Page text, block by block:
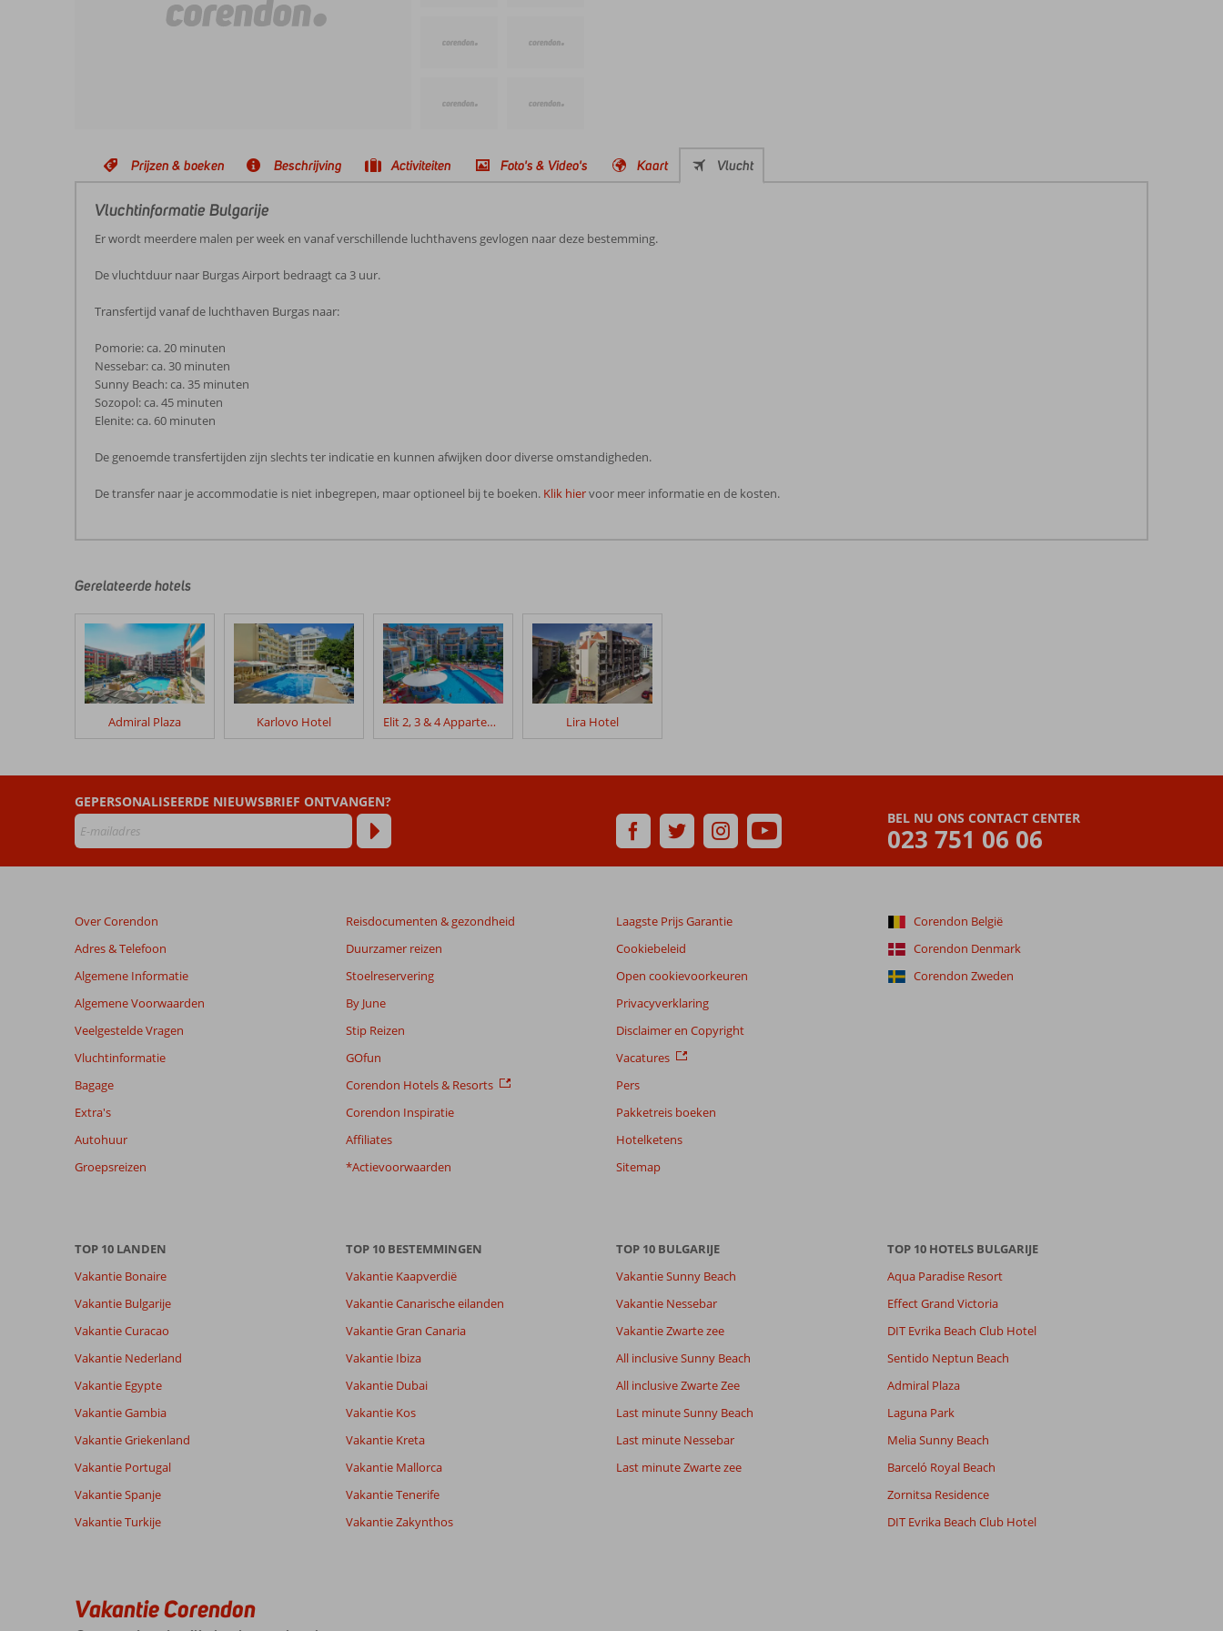
Prijzen & boeken Beschrijving Activiteiten Foto's & Video's Kaart Vlucht
Vluchtinformatie Bulgarije
Er wordt meerdere malen per week en vanaf verschillende luchthavens gevlogen naar deze bestemming.
De vluchtduur naar Burgas Airport bedraagt ca 3 uur.
Transfertijd vanaf de luchthaven Burgas naar:
Pomorie: ca. 20 minuten
Nessebar: ca. 30 minuten
Sunny Beach: ca. 35 minuten
Sozopol: ca. 45 minuten
Elenite: ca. 60 minuten
De genoemde transfertijden zijn slechts ter indicatie en kunnen afwijken door diverse omstandigheden.
De transfer naar je accommodatie is niet inbegrepen, maar optioneel bij te boeken. Klik hiervoor meer informatie en de kosten.
door
klanten
geschreven
na
hun
verblijf
Orel
Beoordelingen
die
ouder
zijn
dan
worden
niet
meer
weergegeven
de
relevantie
de
info
Gerelateerde hotels
Admiral Plaza Karlovo Hotel Elit 2, 3 & 4 Appartementen Lira Hotel
BEL NU ONS CONTACT CENTER
023 751 06 06
GEPERSONALISEERDE NIEUWSBRIEF ONTVANGEN?
Over Corendon
Adres & Telefoon
Algemene Informatie
Algemene Voorwaarden
Veelgestelde Vragen
Vluchtinformatie
Bagage
Extra's
Autohuur
Groepsreizen
Reisdocumenten & gezondheid
Duurzamer reizen
Stoelreservering
By June
Stip Reizen
GOfun
Corendon Hotels & Resorts
Corendon Inspiratie
Affiliates
*Actievoorwaarden
Laagste Prijs Garantie
Cookiebeleid
Open cookievoorkeuren
Privacyverklaring
Disclaimer en Copyright
Vacatures
Pers
Pakketreis boeken
Hotelketens
Sitemap
Corendon België
Corendon Denmark
Corendon Zweden
TOP 10 LANDEN
Vakantie Bonaire
Vakantie Bulgarije
Vakantie Curacao
Vakantie Nederland
Vakantie Egypte
Vakantie Gambia
Vakantie Griekenland
Vakantie Portugal
Vakantie Spanje
Vakantie Turkije
TOP 10 BESTEMMINGEN
Vakantie Kaapverdië
Vakantie Canarische eilanden
Vakantie Gran Canaria
Vakantie Ibiza
Vakantie Dubai
Vakantie Kos
Vakantie Kreta
Vakantie Mallorca
Vakantie Tenerife
Vakantie Zakynthos
TOP 10 BULGARIJE
Vakantie Sunny Beach
Vakantie Nessebar
Vakantie Zwarte zee
All inclusive Sunny Beach
All inclusive Zwarte Zee
Last minute Sunny Beach
Last minute Nessebar
Last minute Zwarte zee
TOP 10 HOTELS BULGARIJE
Aqua Paradise Resort
Effect Grand Victoria
DIT Evrika Beach Club Hotel
Sentido Neptun Beach
Admiral Plaza
Laguna Park
Melia Sunny Beach
Barceló Royal Beach
Zornitsa Residence
DIT Evrika Beach Club Hotel
Vakantie Corendon